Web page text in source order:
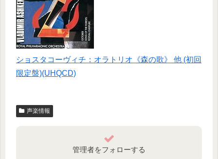
ショスタコーヴィチ：オラトリオ《森の歌》 他 (初回
限定盤)(UHQCD)
声楽情報
管理者をフォローする